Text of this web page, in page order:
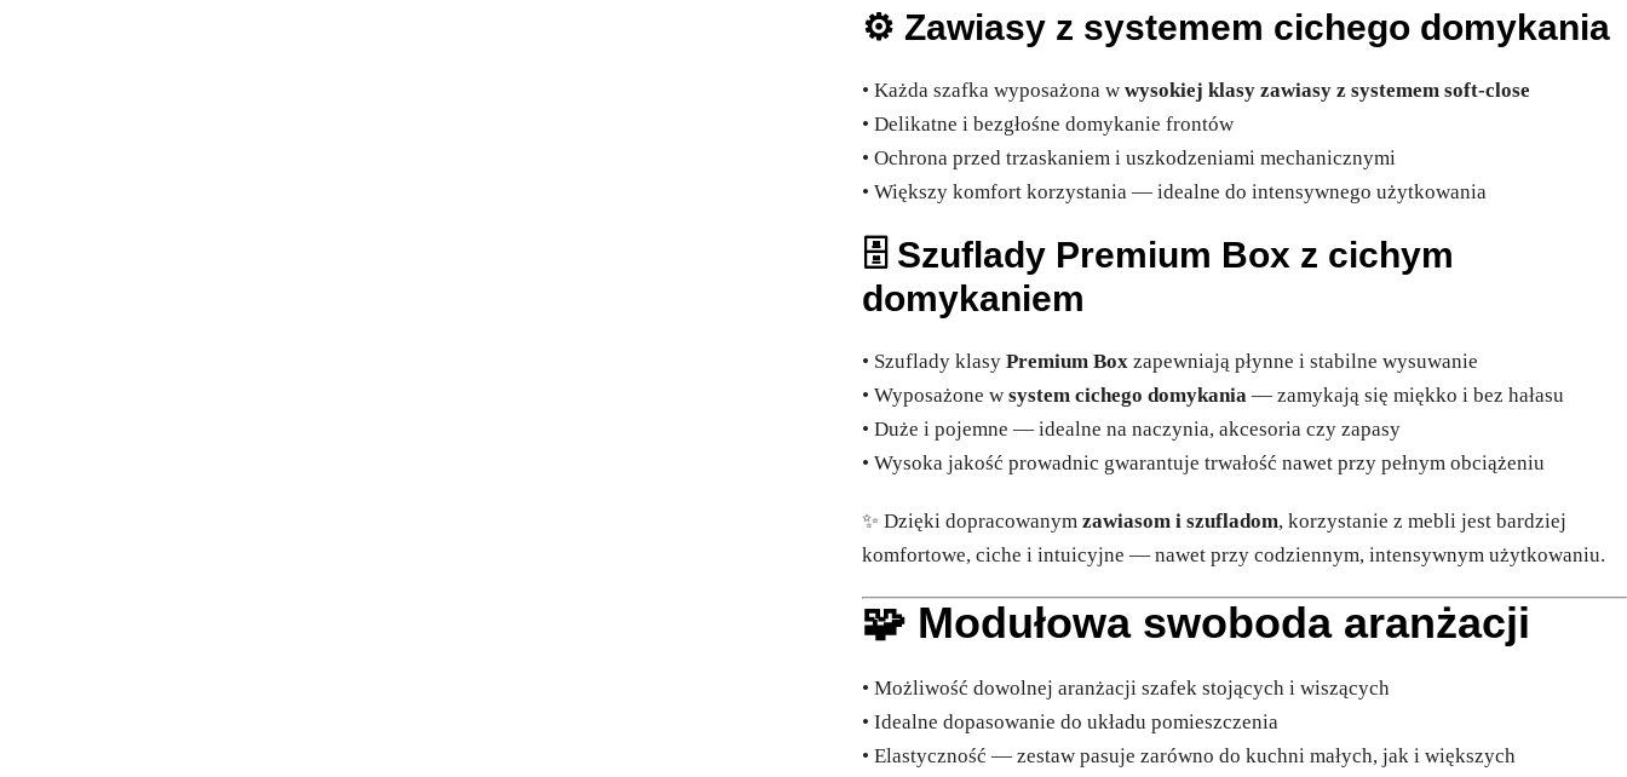
⚙️Zawiasy z systemem cichego domykania
• Każda szafka wyposażona wwysokiej klasy zawiasy z systemem soft-close
• Delikatne i bezgłośne domykanie frontów
• Ochrona przed trzaskaniem i uszkodzeniami mechanicznymi
• Większy komfort korzystania — idealne do intensywnego użytkowania
🗄️ Szuflady Premium Box z cichym
domykaniem
• Szuflady klasyPremium Box zapewniają płynne i stabilne wysuwanie
• Wyposażone wsystem cichego domykania — zamykają się miękko i bez hałasu
• Duże i pojemne — idealne na naczynia, akcesoria czy zapasy
• Wysoka jakość prowadnic gwarantuje trwałość nawet przy pełnym obciążeniu
✨ Dzięki dopracowanymzawiasom i szufladom, korzystanie z mebli jest bardziej
komfortowe, ciche i intuicyjne — nawet przy codziennym, intensywnym użytkowaniu.
🧩 Modułowa swoboda aranżacji
• Możliwość dowolnej aranżacji szafek stojących i wiszących
• Idealne dopasowanie do układu pomieszczenia
• Elastyczność — zestaw pasuje zarówno do kuchni małych, jak i większych